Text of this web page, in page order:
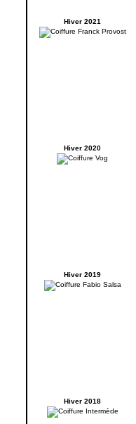
Hiver 2021
Hiver 2020
Hiver 2019
Hiver 2018